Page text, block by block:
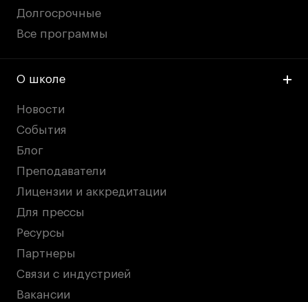
Долгосрочные
Все программы
О школе
Новости
События
Блог
Преподаватели
Лицензии и аккредитации
Для прессы
Ресурсы
Партнеры
Связи с индустрией
Вакансии